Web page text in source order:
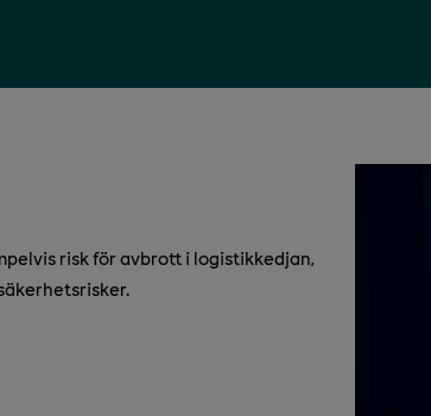
risk för avbrott i logistikkedjan,